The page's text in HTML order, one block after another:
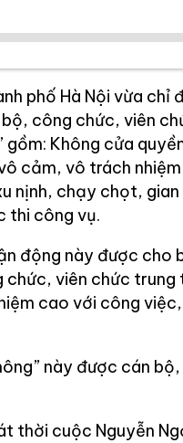
phố Hà Nội vừa
công chức, viên
gồm: Không cửa
cảm, vô trách
nịnh, chạy chọt,
thi công vụ.
động này được cho
chức, viên chức
cao với công
này được cán
thời cuộc Nguyễn